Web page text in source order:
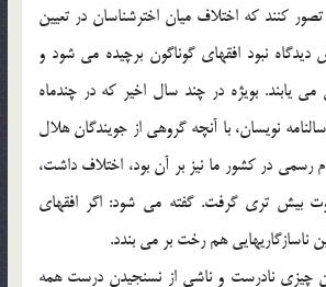
كنند كه اختلاف ميان اخترشناسان در تعيين
ديدگاه نبود افقهاي گوناگون برچيده مي شود و
يابند. بويژه در چند سال اخير كه در چندماه
نويسان، با آنچه گروهي از جويندگان هلال
رسمي در كشور ما نيز بر آن بود، اختلاف داشت،
بيش تري گرفت. گفته مي شود: اگر افقهاي
ناسازگاريهايي هم رخت بر مي بندد.
چيزي نادرست و ناشي از نسنجيدن درست همه